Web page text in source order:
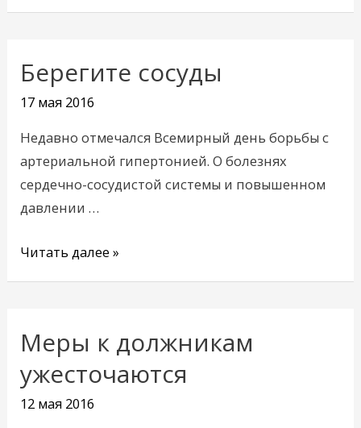
Берегите сосуды
17 мая 2016
Недавно отмечался Всемирный день борьбы с
артериальной гипертонией. О болезнях
сердечно-сосудистой системы и повышенном
давлении …
Берегите
сосуды
Читать далее »
Меры к должникам
ужесточаются
12 мая 2016
Меры
должникам
ужесточаются